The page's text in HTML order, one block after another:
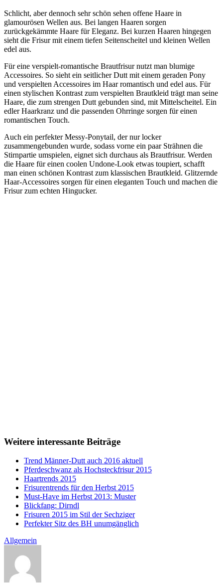
Schlicht, aber dennoch sehr schön sehen offene Haare in
glamourösen Wellen aus. Bei langen Haaren sorgen
zurückgekämmte Haare für Eleganz. Bei kurzen Haaren hingegen
sieht die Frisur mit einem tiefen Seitenscheitel und kleinen Wellen
edel aus.
Für eine verspielt-romantische Brautfrisur nutzt man blumige
Accessoires. So sieht ein seitlicher Dutt mit einem geraden Pony
und verspielten Accessoires im Haar romantisch und edel aus. Für
einen stylischen Kontrast zum verspielten Brautkleid trägt man seine
Haare, die zum strengen Dutt gebunden sind, mit Mittelscheitel. Ein
edler Haarkranz und die passenden Ohrringe sorgen für einen
romantischen Touch.
Auch ein perfekter Messy-Ponytail, der nur locker
zusammengebunden wurde, sodass vorne ein paar Strähnen die
Stirnpartie umspielen, eignet sich durchaus als Brautfrisur. Werden
die Haare für einen coolen Undone-Look etwas toupiert, schafft
man einen schönen Kontrast zum klassischen Brautkleid. Glitzernde
Haar-Accessoires sorgen für einen eleganten Touch und machen die
Frisur zum echten Hingucker.
Weitere interessante Beiträge
Trend Männer-Dutt auch 2016 aktuell
Pferdeschwanz als Hochsteckfrisur 2015
Haartrends 2015
Frisurentrends für den Herbst 2015
Must-Have im Herbst 2013: Muster
Blickfang: Dirndl
Frisuren 2015 im Stil der Sechziger
Perfekter Sitz des BH unumgänglich
Allgemein